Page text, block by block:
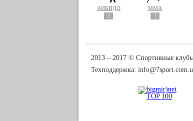
АЙКИДО
2
MMA
1
2013 ‒ 2017 © Спортивные
Техподдержка: